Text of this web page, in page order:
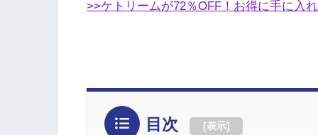
>>ケトリームが72％OFF！お得に手に入
目次 [表示]